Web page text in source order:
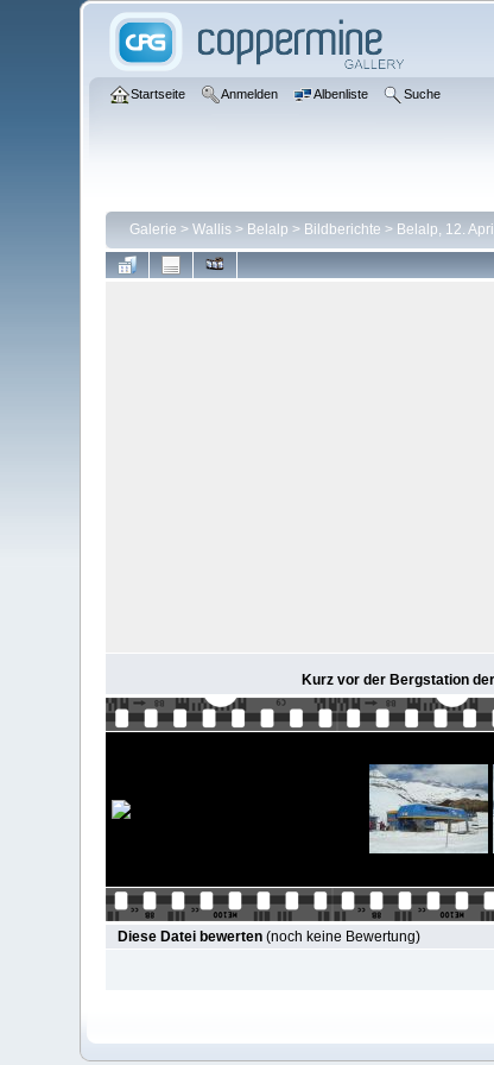
Startseite Anmelden Albenliste Suche
Galerie > Wallis> Belalp > Bildberichte > Belalp, 12.
Kurz vor der Bergstation
Diese Datei bewerten(noch keine Bewertung)